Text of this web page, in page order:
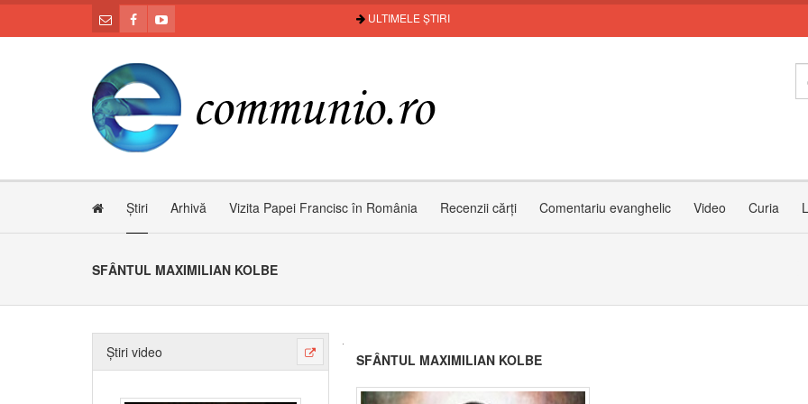
ULTIMELE ȘTIRI
Știri Arhivă Vizita Papei Francisc în România Recenzii cărți Comentariu evanghelic Video Curia
SFÂNTUL MAXIMILIAN KOLBE
Știri video SFÂNTUL MAXIMILIAN KOLBE